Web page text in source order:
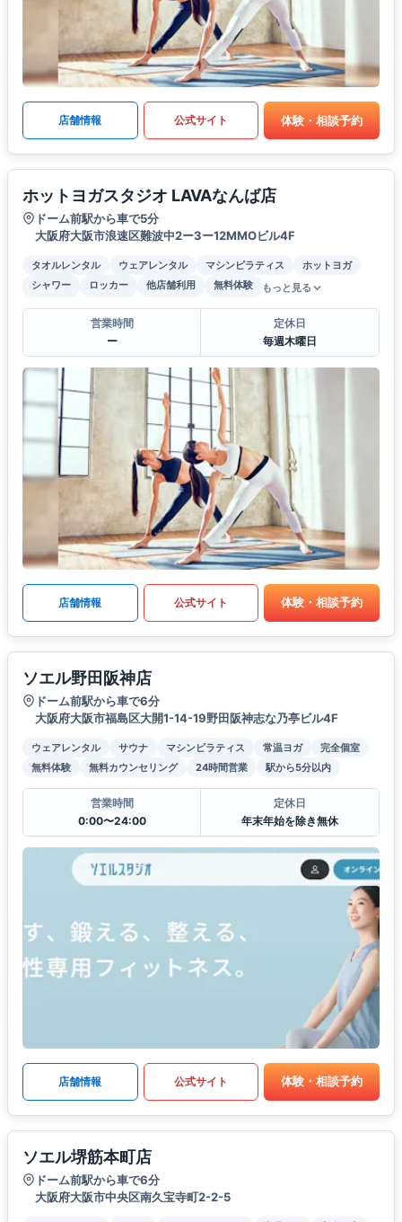
店舗情報 公式サイト 体験・相談予約
ホットヨガスタジオ LAVAなんば店
ドーム前駅から車で5分
大阪府大阪市浪速区難波中2ー3ー12MMOビル4F
タオルレンタル ウェアレンタル マシンピラティス
ホットヨガ
シャワー
ロッカー 他店舗利用 無料体験 もっと見る
営業時間
ー
定休日
毎週木曜日
店舗情報 公式サイト 体験・相談予約
ソエル野田阪神店
ドーム前駅から車で6分
大阪府大阪市福島区大開1-14-19野田阪神志な乃亭ビル4F
ウェアレンタル サウナ マシンピラティス 常温ヨガ
完全個室
無料体験
無料カウンセリング 24時間営業 駅から5分以内
営業時間
0:00〜24:00
定休日
年末年始を除き無休
店舗情報 公式サイト 体験・相談予約
ソエル堺筋本町店
ドーム前駅から車で6分
大阪府大阪市中央区南久宝寺町2-2-5